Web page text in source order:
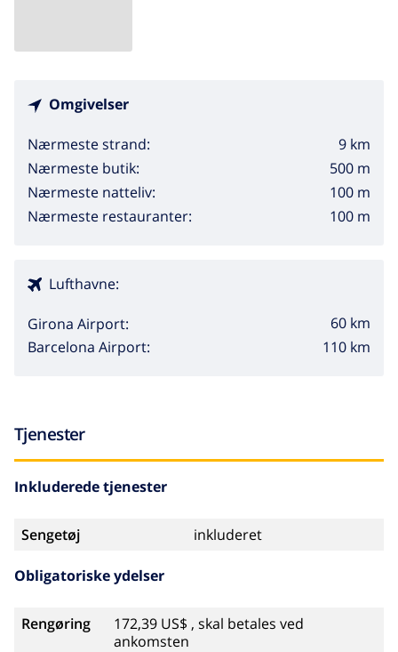
Omgivelser
Nærmeste strand:
9 km
Nærmeste butik:
500 m
Nærmeste natteliv:
100 m
Nærmeste restauranter:
100 m
Lufthavne:
Girona Airport:
60 km
Barcelona Airport:
110 km
Tjenester
Inkluderede tjenester
Sengetøj inkluderet
Obligatoriske ydelser
Rengøring
172,39 US$ , skal betales ved
ankomsten